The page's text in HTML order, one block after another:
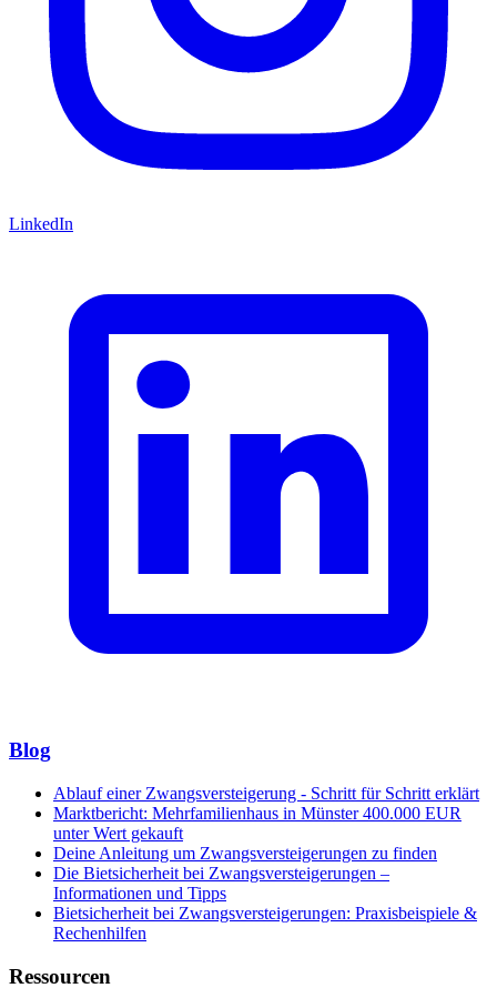
LinkedIn
Blog
Ablauf einer Zwangsversteigerung - Schritt für Schritt erklärt
Marktbericht: Mehrfamilienhaus in Münster 400.000 EUR
unter Wert gekauft
Deine Anleitung um Zwangsversteigerungen zu finden
Die Bietsicherheit bei Zwangsversteigerungen –
Informationen und Tipps
Bietsicherheit bei Zwangsversteigerungen: Praxisbeispiele &
Rechenhilfen
Ressourcen